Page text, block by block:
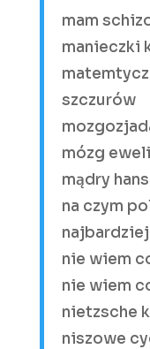
mam
manieczki
szczurów
mózg
mądry hans
na czym
nie wiem
nie wiem
nietzsche
niszowe